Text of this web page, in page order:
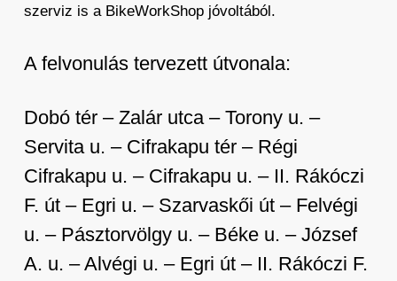
szerviz is a BikeWorkShop jóvoltából.
A felvonulás tervezett útvonala:
Dobó tér – Zalár utca – Torony u. –
Servita u. – Cifrakapu tér – Régi
Cifrakapu u. – Cifrakapu u. – II. Rákóczi
F. út – Egri u. – Szarvaskői út – Felvégi
u. – Pásztorvölgy u. – Béke u. – József
A. u. – Alvégi u. – Egri út – II. Rákóczi F.